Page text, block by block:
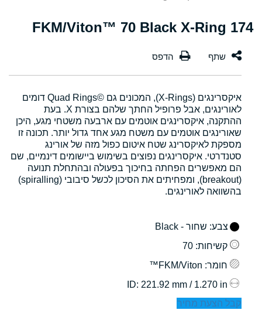
174 FKM/Viton™ 70 Black X-Ring
איקסרינגים (X-Rings), המכונים גם Quad Rings©‎ דומים
לאורינגים, אבל פרופיל החתך שלהם בצורת X. בעת
ההתקנה, איקסרינגים אוטמים עם ארבעה משטחי מגע, היכן
שאורינגים אוטמים עם משטח מגע אחד גדול יותר. תכונה זו
מספקת לאיקסרינג שטח איטום כפול מזה של אורינג
סטנדרטי. איקסרינגים נפוצים בשימוש ביישומים דינמיים, שם
הם מאפשרים הפחתה בחיכוך בפעולה ובהתחלת תנועה
(breakout), ומפחיתים את הסיכון לכשל סיבובי (spiralling)
בהשוואה לאורינגים.
צבע: שחור - Black
קשיחות: 70
חומר: FKM/Viton™
: 221.92 mm / 1.270 in
קבל הצעת מחיר